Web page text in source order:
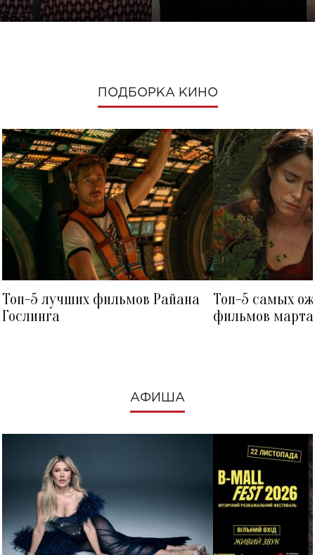
ПОДБОРКА КИНО
Топ-5 лучших фильмов Райана
Гослинга
Топ-5 самых
фильмов
АФИША